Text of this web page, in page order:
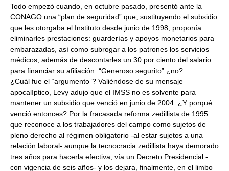
Todo empezó cuando, en octubre pasado, presentó ante la
CONAGO una “plan de seguridad” que, sustituyendo el subsidio
que les otorgaba el Instituto desde junio de 1998, proponía
eliminarles prestaciones: guarderías y apoyos monetarios para
embarazadas, así como subrogar a los patrones los servicios
médicos, además de descontarles un 30 por ciento del salario
para financiar su afiliación. “Generoso segurito” ¿no?
¿Cuál fue el “argumento”? Valiéndose de su mensaje
apocalíptico, Levy adujo que el IMSS no es solvente para
mantener un subsidio que venció en junio de 2004. ¿Y porqué
venció entonces? Por la fracasada reforma zedillista de 1995
que reconoce a los trabajadores del campo como sujetos de
pleno derecho al régimen obligatorio -al estar sujetos a una
relación laboral- aunque la tecnocracia zedillista haya demorado
tres años para hacerla efectiva, vía un Decreto Presidencial -
con vigencia de seis años- y los dejara, finalmente, en el limbo